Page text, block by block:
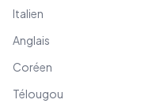
Italien
Anglais
Coréen
Télougou